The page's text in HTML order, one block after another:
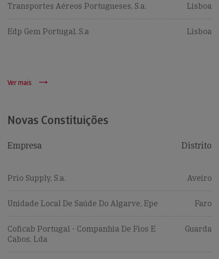
Transportes Aéreos Portugueses, S.a. Lisboa
Edp Gem Portugal, S.a Lisboa
Ver mais
Novas Constituições
Empresa Distrito
Prio Supply, S.a. Aveiro
Unidade Local De Saúde Do Algarve, Epe Faro
Coficab Portugal - Companhia De Fios E
Cabos, Lda
Guarda